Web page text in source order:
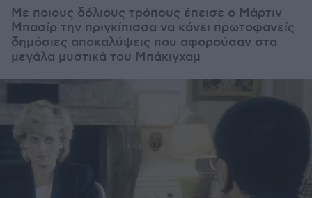
Με ποιους δόλιους τρόπους έπεισε ο Μάρτιν
Μπασίρ την πριγκίπισσα να κάνει πρωτοφανείς
δημόσιες αποκαλύψεις που αφορούσαν στα
μεγάλα μυστικά του Μπάκιγχαμ